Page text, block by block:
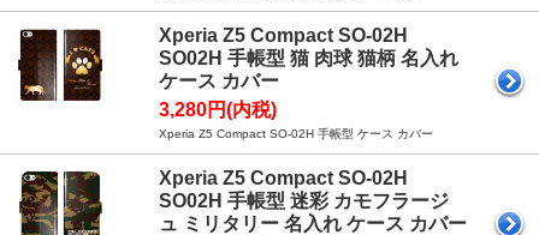
Xperia Z5 Compact SO-02H
SO02H 手帳型 猫 肉球 猫柄 名入れ
ケース カバー
3,280円(内税)
Xperia Z5 Compact SO-02H 手帳型 ケース カバー
Xperia Z5 Compact SO-02H
SO02H 手帳型 迷彩 カモフラージ
ュ ミリタリー 名入れ ケース カバー